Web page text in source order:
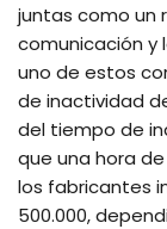
juntas como un
comunicación y
uno de estos
de inactividad
del tiempo de
que una hora
los fabricantes
500.000,